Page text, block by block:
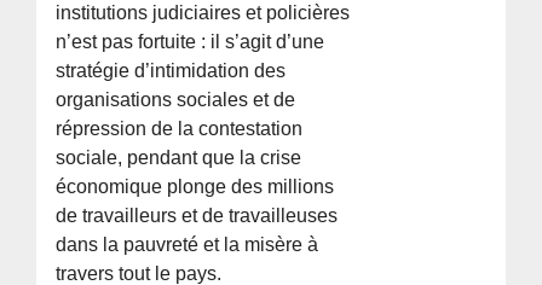
institutions judiciaires et policières
n’est pas fortuite : il s’agit d’une
stratégie d’intimidation des
organisations sociales et de
répression de la contestation
sociale, pendant que la crise
économique plonge des millions
de travailleurs et de travailleuses
dans la pauvreté et la misère à
travers tout le pays.